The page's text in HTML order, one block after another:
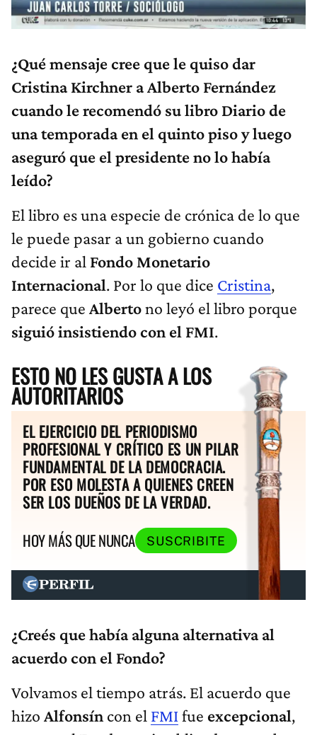
¿Qué mensaje cree que le quiso dar
Cristina Kirchner a Alberto Fernández
cuando le recomendó su libro Diario de
una temporada en el quinto piso y luego
aseguró que el presidente no lo había
leído?
El libro es una especie de crónica de lo que
le puede pasar a un gobierno cuando
decide ir al Fondo Monetario
Internacional. Por lo que dice Cristina,
parece que Albertono leyó el libro porque
siguió insistiendo con el FMI.
ESTO NO LES GUSTA A LOS
AUTORITARIOS
EL EJERCICIO DEL PERIODISMO
PROFESIONAL Y CRÍTICO ES UN PILAR
FUNDAMENTAL DE LA DEMOCRACIA.
POR ESO MOLESTA A QUIENES CREEN
SER LOS DUEÑOS DE LA VERDAD.
HOY MÁS QUE NUNCA
SUSCRIBITE
¿Creés que había alguna alternativa al
acuerdo con el Fondo?
Volvamos el tiempo atrás. El acuerdo que
hizo Alfonsín con el FMIfue excepcional,